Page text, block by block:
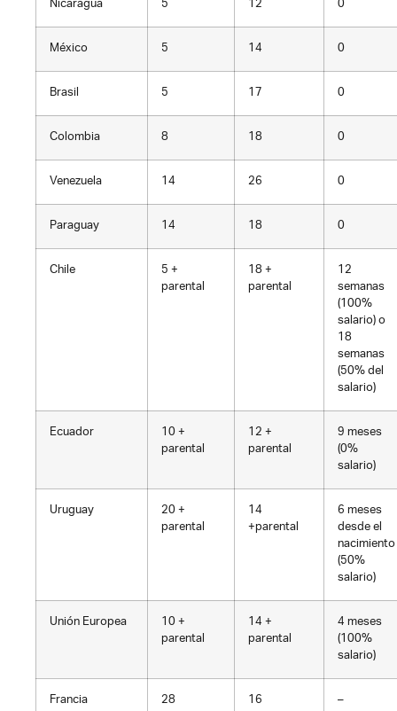
Nicaragua 5 12 0
México 5 14 0
Brasil 5 17 0
Colombia 8 18 0
Venezuela 14 26 0
Paraguay 14 18 0
Chile
5 +
parental
18 +
parental
12
semanas
(100%
salario) o
18
semanas
(50% del
salario)
Ecuador
10 +
parental
12 +
parental
9 meses
(0%
salario)
Uruguay
20 +
parental
14
+parental
6 meses
desde el
nacimiento
(50%
salario)
Unión Europea
10 +
parental
14 +
parental
4 meses
(100%
salario)
Francia 28 16 –